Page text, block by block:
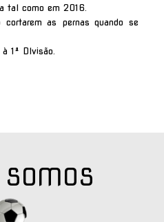
tal como em 2016.
as pernas quando se
1ª DIvisão.